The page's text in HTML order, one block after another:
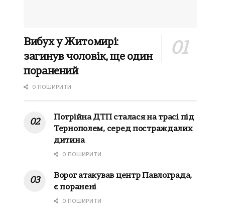
Вибух у Житомирі:
загинув чоловік, ще один
поранений
0 ПОШИРИТИ
Потрійна ДТП сталася на трасі під
Тернополем, серед постраждалих
дитина
0 ПОШИРИТИ
Ворог атакував центр Павлограда,
є поранені
0 ПОШИРИТИ